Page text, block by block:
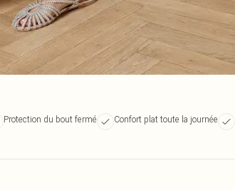
Protection du bout fermé Confort plat toute la journée